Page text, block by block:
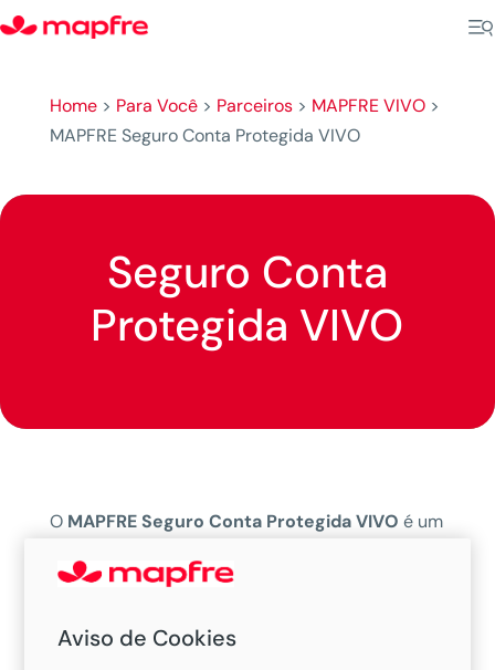
Home> Para Você> Parceiros> MAPFRE VIVO>
MAPFRE Seguro Conta Protegida VIVO
Seguro Conta
Protegida VIVO
O MAPFRE Seguro Conta Protegida VIVO é um
MAPFRE e da Vivo, para trazer tranquilidade a
Aviso de Cookies